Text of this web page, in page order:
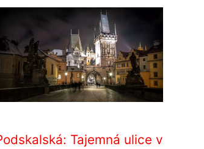
Tajemná ulice v